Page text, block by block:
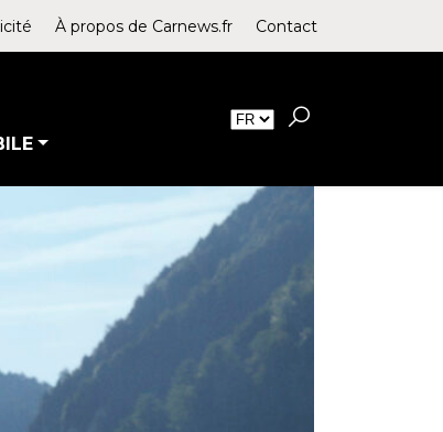
À propos de Carnews.fr Contact